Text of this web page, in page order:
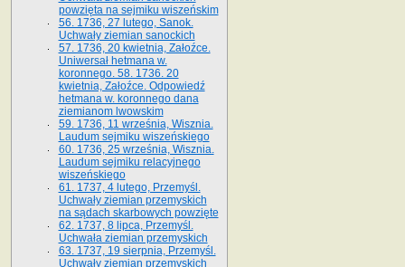
powzięta na sejmiku wiszeńskim
56. 1736, 27 lutego, Sanok.
Uchwały ziemian sanockich
57. 1736, 20 kwietnia, Załoźce.
Uniwersał hetmana w.
koronnego. 58. 1736. 20
kwietnia, Załoźce. Odpowiedź
hetmana w. koronnego dana
ziemianom lwowskim
59. 1736, 11 września, Wisznia.
Laudum sejmiku wiszeńskiego
60. 1736, 25 września, Wisznia.
Laudum sejmiku relacyjnego
wiszeńskiego
61. 1737, 4 lutego, Przemyśl.
Uchwały ziemian przemyskich
na sądach skarbowych powzięte
62. 1737, 8 lipca, Przemyśl.
Uchwała ziemian przemyskich
63. 1737, 19 sierpnia, Przemyśl.
Uchwały ziemian przemyskich